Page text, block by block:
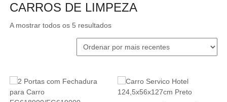
CARROS DE LIMPEZA
A mostrar todos os 5 resultadosOrdenado
mais
recentes